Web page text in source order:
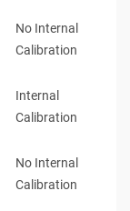
No Internal
Calibration
Internal
Calibration
No Internal
Calibration